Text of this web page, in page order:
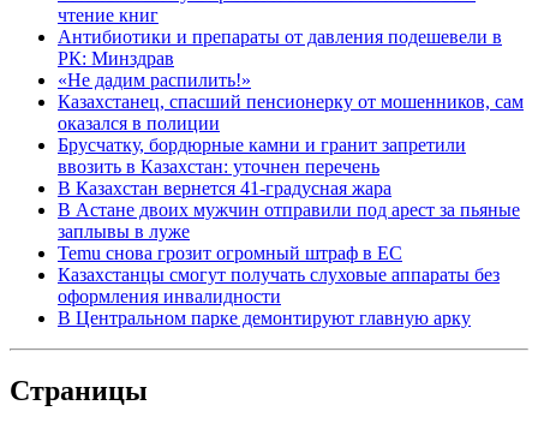
чтение книг
Антибиотики и препараты от давления подешевели в
РК: Минздрав
«Не дадим распилить!»
Казахстанец, спасший пенсионерку от мошенников, сам
оказался в полиции
Брусчатку, бордюрные камни и гранит запретили
ввозить в Казахстан: уточнен перечень
В Казахстан вернется 41-градусная жара
В Астане двоих мужчин отправили под арест за пьяные
заплывы в луже
Temu снова грозит огромный штраф в ЕС
Казахстанцы смогут получать слуховые аппараты без
оформления инвалидности
В Центральном парке демонтируют главную арку
Страницы